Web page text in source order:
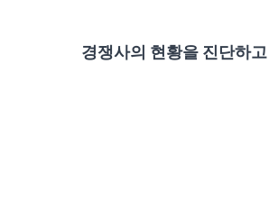
경쟁사의 현황을 진단하